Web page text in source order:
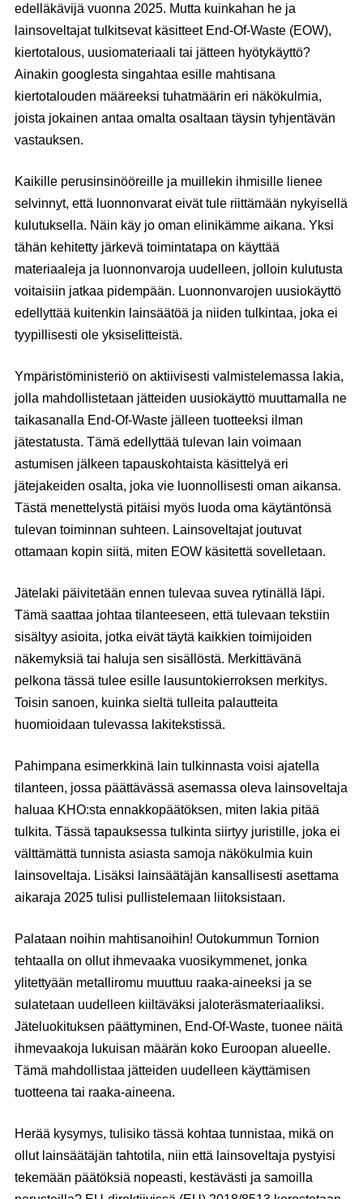
edelläkävijä vuonna 2025. Mutta kuinkahan he ja
lainsoveltajat tulkitsevat käsitteet End-Of-Waste (EOW),
kiertotalous, uusiomateriaali tai jätteen hyötykäyttö?
Ainakin googlesta singahtaa esille mahtisana
kiertotalouden määreeksi tuhatmäärin eri näkökulmia,
joista jokainen antaa omalta osaltaan täysin tyhjentävän
vastauksen.
Kaikille perusinsinööreille ja muillekin ihmisille lienee
selvinnyt, että luonnonvarat eivät tule riittämään nykyisellä
kulutuksella. Näin käy jo oman elinikämme aikana. Yksi
tähän kehitetty järkevä toimintatapa on käyttää
materiaaleja ja luonnonvaroja uudelleen, jolloin kulutusta
voitaisiin jatkaa pidempään. Luonnonvarojen uusiokäyttö
edellyttää kuitenkin lainsäätöä ja niiden tulkintaa, joka ei
tyypillisesti ole yksiselitteistä.
Ympäristöministeriö on aktiivisesti valmistelemassa lakia,
jolla mahdollistetaan jätteiden uusiokäyttö muuttamalla ne
taikasanalla End-Of-Waste jälleen tuotteeksi ilman
jätestatusta. Tämä edellyttää tulevan lain voimaan
astumisen jälkeen tapauskohtaista käsittelyä eri
jätejakeiden osalta, joka vie luonnollisesti oman aikansa.
Tästä menettelystä pitäisi myös luoda oma käytäntönsä
tulevan toiminnan suhteen. Lainsoveltajat joutuvat
ottamaan kopin siitä, miten EOW käsitettä sovelletaan.
Jätelaki päivitetään ennen tulevaa suvea rytinällä läpi.
Tämä saattaa johtaa tilanteeseen, että tulevaan tekstiin
sisältyy asioita, jotka eivät täytä kaikkien toimijoiden
näkemyksiä tai haluja sen sisällöstä. Merkittävänä
pelkona tässä tulee esille lausuntokierroksen merkitys.
Toisin sanoen, kuinka sieltä tulleita palautteita
huomioidaan tulevassa lakitekstissä.
Pahimpana esimerkkinä lain tulkinnasta voisi ajatella
tilanteen, jossa päättävässä asemassa oleva lainsoveltaja
haluaa KHO:sta ennakkopäätöksen, miten lakia pitää
tulkita. Tässä tapauksessa tulkinta siirtyy juristille, joka ei
välttämättä tunnista asiasta samoja näkökulmia kuin
lainsoveltaja. Lisäksi lainsäätäjän kansallisesti asettama
aikaraja 2025 tulisi pullistelemaan liitoksistaan.
Palataan noihin mahtisanoihin! Outokummun Tornion
tehtaalla on ollut ihmevaaka vuosikymmenet, jonka
ylitettyään metalliromu muuttuu raaka-aineeksi ja se
sulatetaan uudelleen kiiltäväksi jaloteräsmateriaaliksi.
Jäteluokituksen päättyminen, End-Of-Waste, tuonee näitä
ihmevaakoja lukuisan määrän koko Euroopan alueelle.
Tämä mahdollistaa jätteiden uudelleen käyttämisen
tuotteena tai raaka-aineena.
Herää kysymys, tulisiko tässä kohtaa tunnistaa, mikä on
ollut lainsäätäjän tahtotila, niin että lainsoveltaja pystyisi
tekemään päätöksiä nopeasti, kestävästi ja samoilla